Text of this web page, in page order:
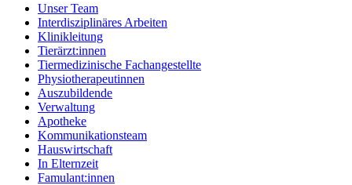
Unser Team
Interdisziplinäres Arbeiten
Klinikleitung
Tierärzt:innen
Tiermedizinische Fachangestellte
Physiotherapeutinnen
Auszubildende
Verwaltung
Apotheke
Kommunikationsteam
Hauswirtschaft
In Elternzeit
Famulant:innen